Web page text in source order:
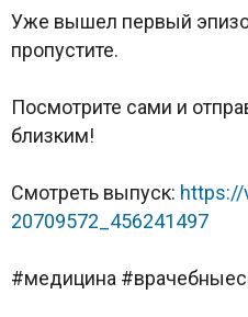
Уже вышел первый
пропустите.
Посмотрите сами и
близким!
Смотреть выпуск: https://
20709572_456241497
#медицина